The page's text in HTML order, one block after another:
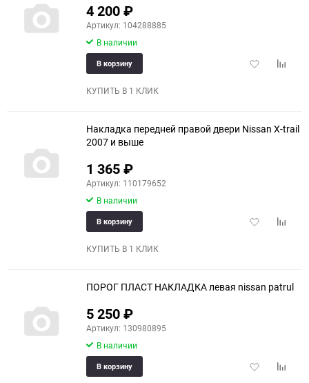
4 200₽
Артикул: 104288885
В наличии
Добавить
В корзину
КУПИТЬ В 1 КЛИК
Накладка передней правой двери Nissan X-trail
2007 и выше
1 365₽
Артикул: 110179652
В наличии
Добавить
В корзину
КУПИТЬ В 1 КЛИК
ПОРОГ ПЛАСТ НАКЛАДКА левая nissan patrul
5 250₽
Артикул: 130980895
В наличии
Добавить
В корзину